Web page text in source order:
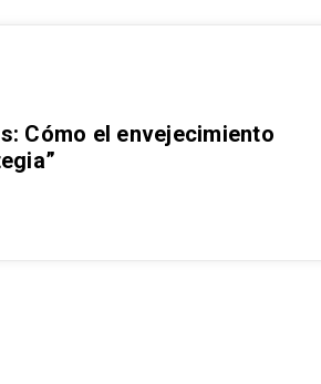
Cómo el envejecimiento